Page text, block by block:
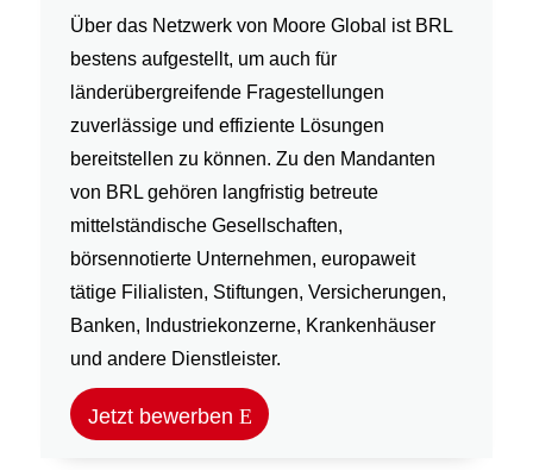
Über das Netzwerk von Moore Global ist BRL
bestens aufgestellt, um auch für
länderübergreifende Fragestellungen
zuverlässige und effiziente Lösungen
bereitstellen zu können. Zu den Mandanten
von BRL gehören langfristig betreute
mittelständische Gesellschaften,
börsennotierte Unternehmen, europaweit
tätige Filialisten, Stiftungen, Versicherungen,
Banken, Industriekonzerne, Krankenhäuser
und andere Dienstleister.
Jetzt bewerben